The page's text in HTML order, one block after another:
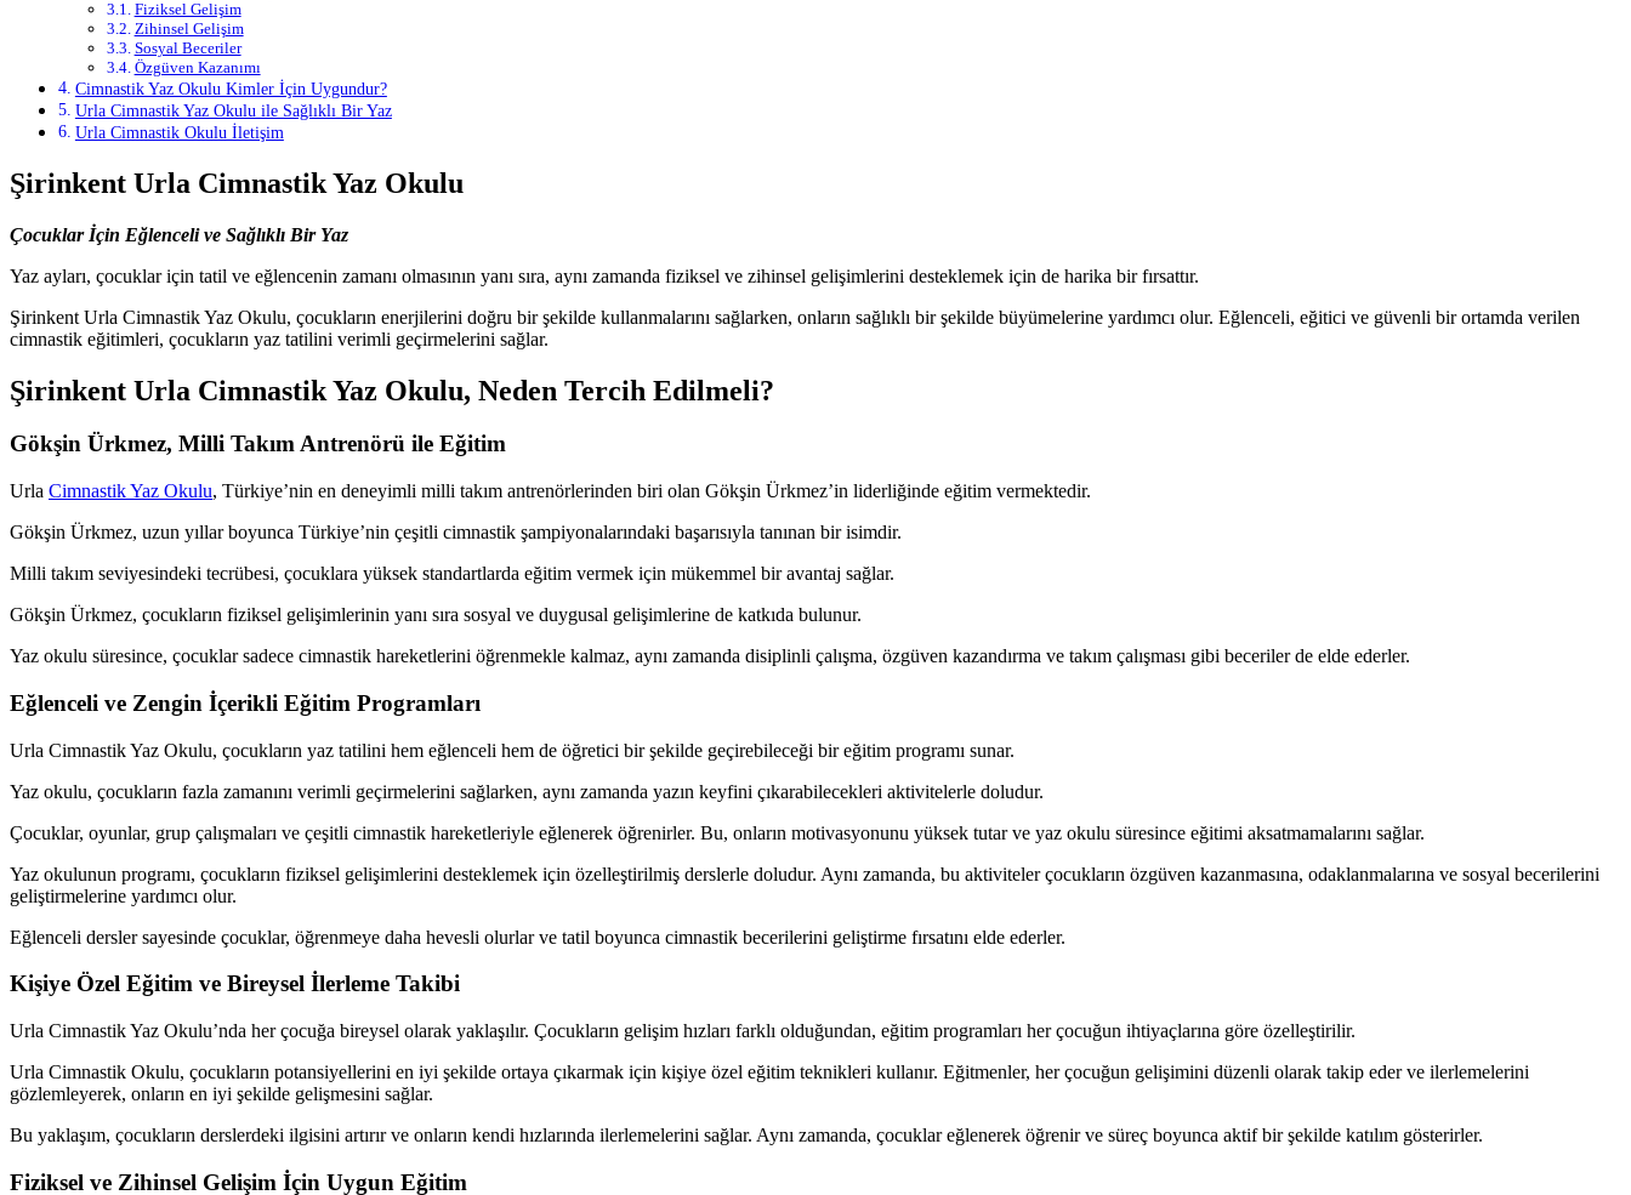
Fiziksel Gelişim
Zihinsel Gelişim
Sosyal Beceriler
Özgüven Kazanımı
Cimnastik Yaz Okulu Kimler İçin Uygundur?
Urla Cimnastik Yaz Okulu ile Sağlıklı Bir Yaz
Urla Cimnastik Okulu İletişim
Şirinkent Urla Cimnastik Yaz Okulu
Çocuklar İçin Eğlenceli ve Sağlıklı Bir Yaz
Yaz ayları, çocuklar için tatil ve eğlencenin zamanı olmasının yanı sıra, aynı zamanda fiziksel ve zihinsel gelişimlerini desteklemek için de harika bir fırsattır.
Şirinkent Urla Cimnastik Yaz Okulu, çocukların enerjilerini doğru bir şekilde kullanmalarını sağlarken, onların sağlıklı bir şekilde büyümelerine yardımcı olur. Eğlenceli, eğitici ve güvenli bir ortamda verilen
cimnastik eğitimleri, çocukların yaz tatilini verimli geçirmelerini sağlar.
Şirinkent Urla Cimnastik Yaz Okulu, Neden Tercih Edilmeli?
Gökşin Ürkmez, Milli Takım Antrenörü ile Eğitim
Urla Cimnastik Yaz Okulu, Türkiye’nin en deneyimli milli takım antrenörlerinden biri olan Gökşin Ürkmez’in liderliğinde eğitim vermektedir.
Gökşin Ürkmez, uzun yıllar boyunca Türkiye’nin çeşitli cimnastik şampiyonalarındaki başarısıyla tanınan bir isimdir.
Milli takım seviyesindeki tecrübesi, çocuklara yüksek standartlarda eğitim vermek için mükemmel bir avantaj sağlar.
Gökşin Ürkmez, çocukların fiziksel gelişimlerinin yanı sıra sosyal ve duygusal gelişimlerine de katkıda bulunur.
Yaz okulu süresince, çocuklar sadece cimnastik hareketlerini öğrenmekle kalmaz, aynı zamanda disiplinli çalışma, özgüven kazandırma ve takım çalışması gibi beceriler de elde ederler.
Eğlenceli ve Zengin İçerikli Eğitim Programları
Urla Cimnastik Yaz Okulu, çocukların yaz tatilini hem eğlenceli hem de öğretici bir şekilde geçirebileceği bir eğitim programı sunar.
Yaz okulu, çocukların fazla zamanını verimli geçirmelerini sağlarken, aynı zamanda yazın keyfini çıkarabilecekleri aktivitelerle doludur.
Çocuklar, oyunlar, grup çalışmaları ve çeşitli cimnastik hareketleriyle eğlenerek öğrenirler. Bu, onların motivasyonunu yüksek tutar ve yaz okulu süresince eğitimi aksatmamalarını sağlar.
Yaz okulunun programı, çocukların fiziksel gelişimlerini desteklemek için özelleştirilmiş derslerle doludur. Aynı zamanda, bu aktiviteler çocukların özgüven kazanmasına, odaklanmalarına ve sosyal becerilerini
geliştirmelerine yardımcı olur.
Eğlenceli dersler sayesinde çocuklar, öğrenmeye daha hevesli olurlar ve tatil boyunca cimnastik becerilerini geliştirme fırsatını elde ederler.
Kişiye Özel Eğitim ve Bireysel İlerleme Takibi
Urla Cimnastik Yaz Okulu’nda her çocuğa bireysel olarak yaklaşılır. Çocukların gelişim hızları farklı olduğundan, eğitim programları her çocuğun ihtiyaçlarına göre özelleştirilir.
Urla Cimnastik Okulu, çocukların potansiyellerini en iyi şekilde ortaya çıkarmak için kişiye özel eğitim teknikleri kullanır. Eğitmenler, her çocuğun gelişimini düzenli olarak takip eder ve ilerlemelerini
gözlemleyerek, onların en iyi şekilde gelişmesini sağlar.
Bu yaklaşım, çocukların derslerdeki ilgisini artırır ve onların kendi hızlarında ilerlemelerini sağlar. Aynı zamanda, çocuklar eğlenerek öğrenir ve süreç boyunca aktif bir şekilde katılım gösterirler.
Fiziksel ve Zihinsel Gelişim İçin Uygun Eğitim